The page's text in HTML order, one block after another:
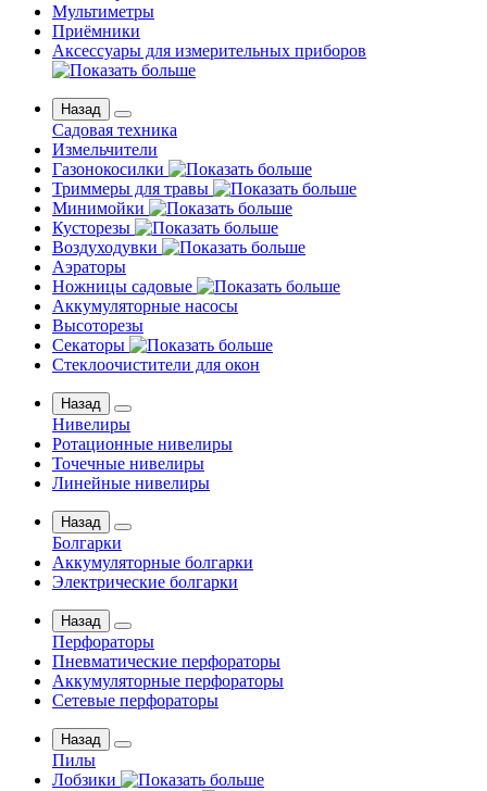
Мультиметры
Приёмники
Аксессуары для измерительных приборов
Назад
Садовая техника
Измельчители
Газонокосилки
Триммеры для травы
Минимойки
Кусторезы
Воздуходувки
Аэраторы
Ножницы садовые
Аккумуляторные насосы
Высоторезы
Секаторы
Стеклоочистители для окон
Назад
Нивелиры
Ротационные нивелиры
Точечные нивелиры
Линейные нивелиры
Назад
Болгарки
Аккумуляторные болгарки
Электрические болгарки
Назад
Перфораторы
Пневматические перфораторы
Аккумуляторные перфораторы
Сетевые перфораторы
Назад
Пилы
Лобзики